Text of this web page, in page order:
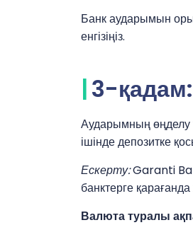
Банк аударымын
енгізіңіз.
3-
Аударымның өңделу
ішінде депозитке
Ескерту:Garanti
банктерге
Валюта туралы